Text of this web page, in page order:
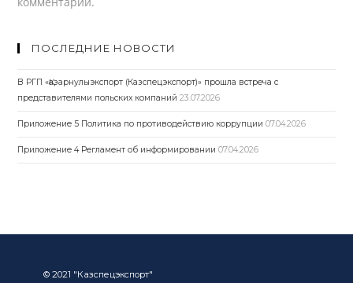
ПОСЛЕДНИЕ НОВОСТИ
В РГП «Қазарнулыэкспорт (Казспецэкспорт)» прошла встреча с
представителями польских компаний 23.07.2026
Приложение 5 Политика по противодействию коррупции 07.04.2026
Приложение 4 Регламент об информировании 07.04.2026
© 2021 "Казспецэкспорт"